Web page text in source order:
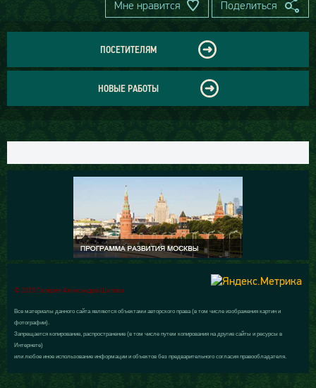
Мне нравится Поделиться
ПОСЕТИТЕЛЯМ
НОВЫЕ РАБОТЫ
© 2015 Галерея Александра Шилова
Все материалы данного сайта являются объектами авторского права (в том числе изображения картин и
фотографии).
Запрещается копирование, распространение (в том числе путем копирования на другие сайты и ресурсы в
Интернете)
или любое иное использование информации и объектов без предварительного согласия правообладателя.